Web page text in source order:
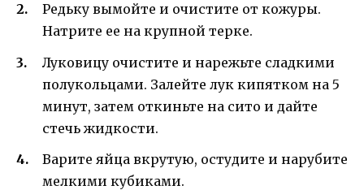
Редьку вымойте и очистите от кожуры.
Натрите ее на крупной терке.
Луковицу очистите и нарежьте сладкими
полукольцами. Залейте лук кипятком на 5
минут, затем откиньте на сито и дайте
стечь жидкости.
Варите яйца вкрутую, остудите и нарубите
мелкими кубиками.